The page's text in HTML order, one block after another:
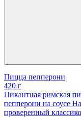
Пицца пепперони
420 г
Пикантная римская
пепперони на соусе
проверенный